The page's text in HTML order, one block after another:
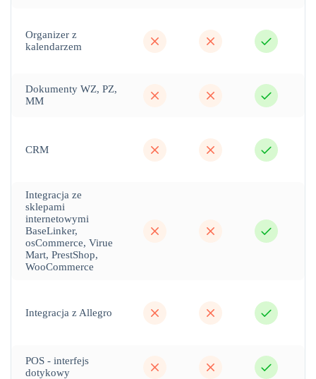
Organizer z
kalendarzem
tak
Dokumenty WZ, PZ,
MM
tak
CRM
tak
Integracja ze
sklepami
internetowymi
BaseLinker,
osCommerce, Virue
Mart, PrestShop,
WooCommerce
tak
Integracja z Allegro
tak
POS - interfejs
dotykowy
tak